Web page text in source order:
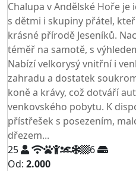
Chalupa v Andělské Hoře
s dětmi i skupiny přátel,
krásné přírodě Jeseníků.
téměř na samotě, s
Nabízí velkorysý vnitřní i
zahradu a dostatek
koně a krávy, což dotváří
venkovského pobytu. K
přístřešek s posezením,
dřezem...
25
6
Od: 2.000